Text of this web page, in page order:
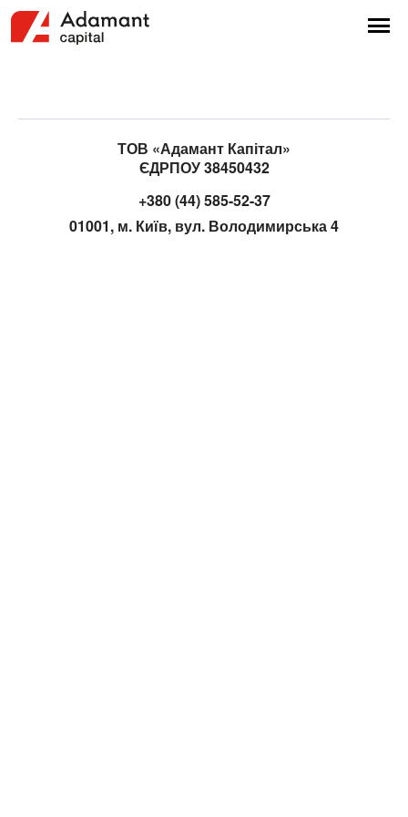
ТОВ «Адамант Капітал»
ЄДРПОУ 38450432
+380 (44) 585-52-37
01001, м. Київ, вул. Володимирська 4